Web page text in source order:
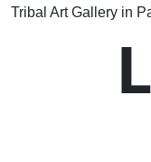
Tribal Art Gallery in